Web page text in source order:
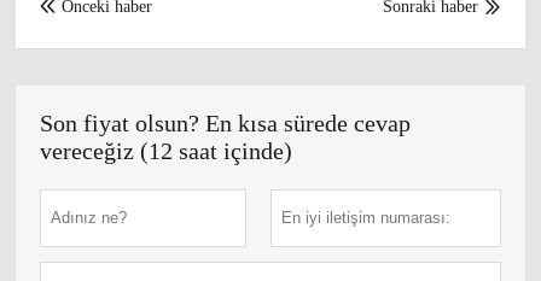
 Önceki haber 
Sonraki haber
Son fiyat olsun? En kısa sürede cevap
vereceğiz (12 saat içinde)